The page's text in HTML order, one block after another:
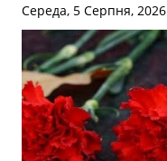
Середа, 5 Серпня, 2026